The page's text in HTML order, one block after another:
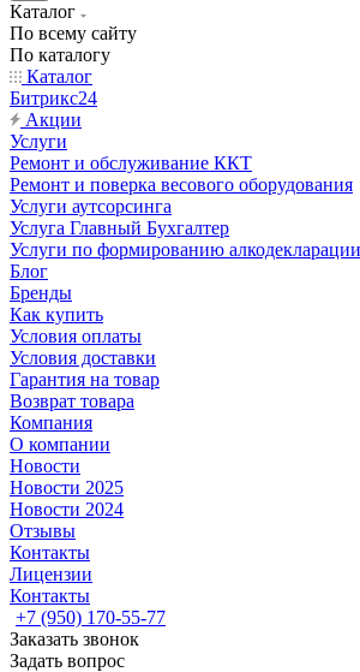
Каталог
По всему сайту
По каталогу
Каталог
Битрикс24
Акции
Услуги
Ремонт и обслуживание ККТ
Ремонт и поверка весового оборудования
Услуги аутсорсинга
Услуга Главный Бухгалтер
Услуги по формированию
Блог
Бренды
Как купить
Условия оплаты
Условия доставки
Гарантия на товар
Возврат товара
Компания
О компании
Новости
Новости 2025
Новости 2024
Отзывы
Контакты
Лицензии
Контакты
+7 (950) 170-55-77
Заказать звонок
Задать вопрос